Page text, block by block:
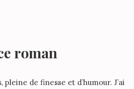
roman
pleine de finesse et d’humour. J’ai